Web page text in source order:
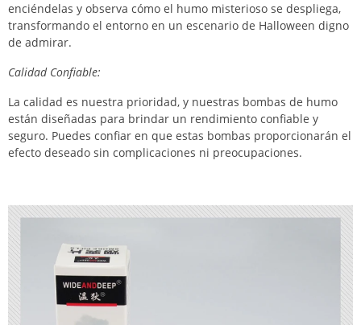
enciéndelas y observa cómo el humo misterioso se despliega,
transformando el entorno en un escenario de Halloween digno
de admirar.
Calidad Confiable:
La calidad es nuestra prioridad, y nuestras bombas de humo
están diseñadas para brindar un rendimiento confiable y
seguro. Puedes confiar en que estas bombas proporcionarán el
efecto deseado sin complicaciones ni preocupaciones.